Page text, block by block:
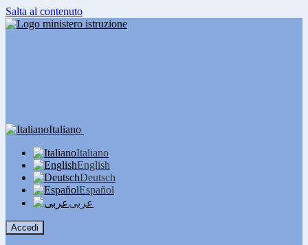
Salta al contenuto
Italiano
Italiano
English
Deutsch
Español
عربى
Accedi